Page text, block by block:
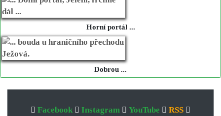
Horní portál ...
Dobrou ...
Facebook Instagram YouTube
RSS